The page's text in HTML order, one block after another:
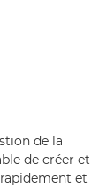
de la
de créer et
et